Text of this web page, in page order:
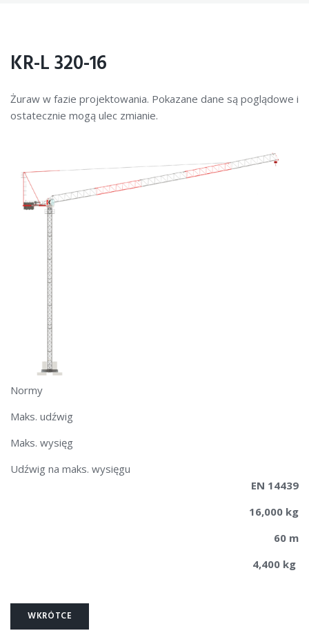
KR-L 320-16
Żuraw w fazie projektowania. Pokazane dane są poglądowe i
ostatecznie mogą ulec zmianie.
Normy
Maks. udźwig
Maks. wysięg
Udźwig na maks. wysięgu
EN 14439
16,000 kg
60 m
4,400 kg
WKRÓTCE